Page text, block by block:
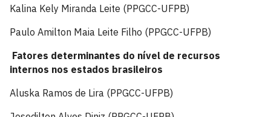
Kalina Kely Miranda Leite (PPGCC-UFPB)
Paulo Amilton Maia Leite Filho (PPGCC-UFPB)
Fatores determinantes do nível de recursos
internos nos estados brasileiros
Aluska Ramos de Lira (PPGCC-UFPB)